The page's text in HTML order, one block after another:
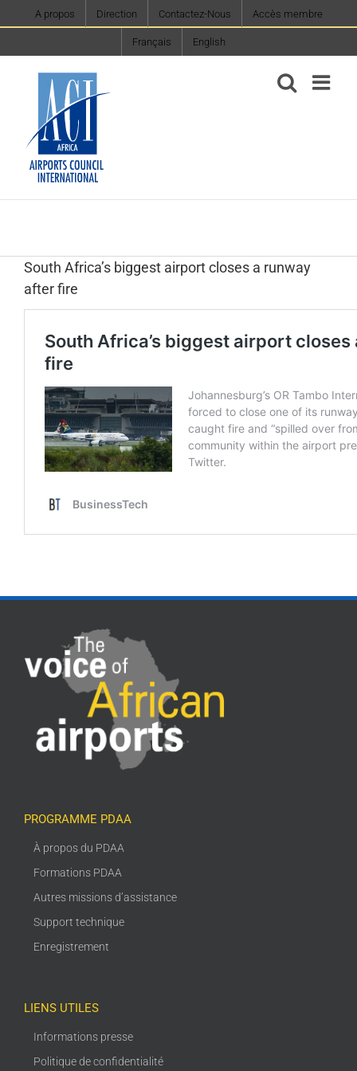
to
A propos Direction Contactez-Nous Accès membre
Français English
South Africa’s biggest airport closes a runway
after fire
PROGRAMME PDAA
À propos du PDAA
Formations PDAA
Autres missions d’assistance
Support technique
Enregistrement
LIENS UTILES
Informations presse
Politique de confidentialité